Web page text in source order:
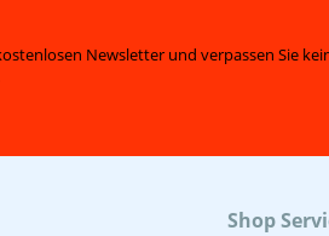
Newsletter und verpassen Sie
Shop